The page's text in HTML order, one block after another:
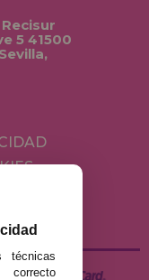
5 41500
técnicas